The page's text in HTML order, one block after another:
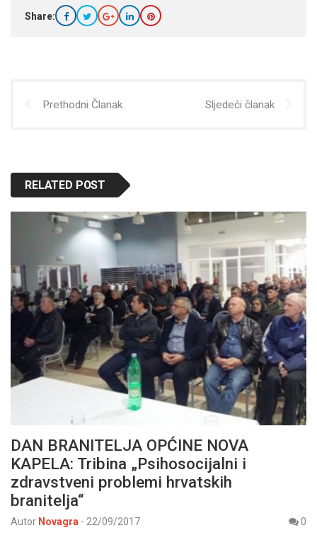
Share:
Prethodni Članak Sljedeći članak
RELATED POST
DAN BRANITELJA OPĆINE NOVA
KAPELA: Tribina „Psihosocijalni i
zdravstveni problemi hrvatskih
branitelja“
Autor Novagra - 22/09/2017
0